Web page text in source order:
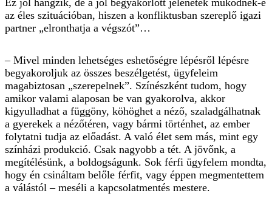
Ez jól hangzik, de a jól begyakorlott jelenetek működnek-e
az éles szituációban, hiszen a konfliktusban szereplő igazi
partner „elronthatja a végszót”…
– Mivel minden lehetséges eshetőségre lépésről lépésre
begyakoroljuk az összes beszélgetést, ügyfeleim
magabiztosan „szerepelnek”. Színészként tudom, hogy
amikor valami alaposan be van gyakorolva, akkor
kigyulladhat a függöny, köhöghet a néző, szaladgálhatnak
a gyerekek a nézőtéren, vagy bármi történhet, az ember
folytatni tudja az előadást. A való élet sem más, mint egy
színházi produkció. Csak nagyobb a tét. A jö­­vőnk, a
megítélésünk, a boldogságunk. Sok férfi ügyfelem mondta,
hogy én csináltam belőle férfit, vagy éppen megmentettem
a válástól – meséli a kapcsolatmentés mestere.